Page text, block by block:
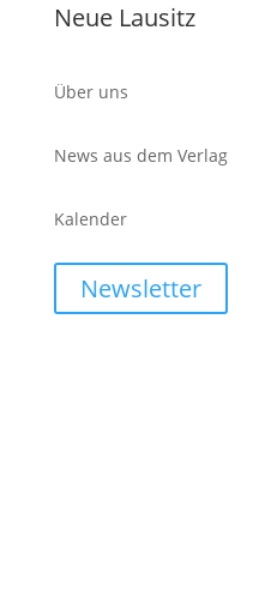
Neue Lausitz
Über uns
News aus dem Verlag
Kalender
Newsletter